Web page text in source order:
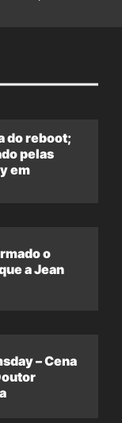
do reboot;
pelas
em
o
a Jean
– Cena